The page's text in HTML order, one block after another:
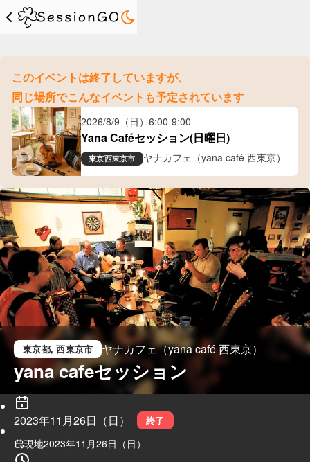
このイベントは終了していますが、
同じ場所でこんなイベントも予定されています
2026/8/9（日） 6:00-9:00
Yana Caféセッション(日曜日)
東京西東京市 ヤナカフェ（yana café 西東京）
東京都, 西東京市 ヤナカフェ（yana café 西東京）
yana cafeセッション
2023年11月26日（日） 終了
現地2023年11月26日（日）